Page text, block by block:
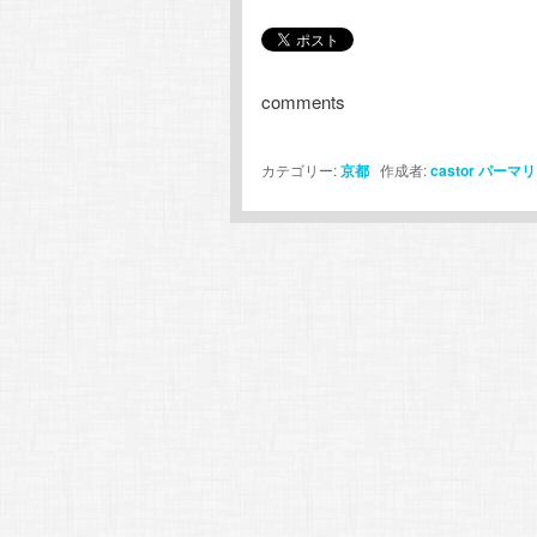
comments
カテゴリー:京都 作成者:castorパーマ